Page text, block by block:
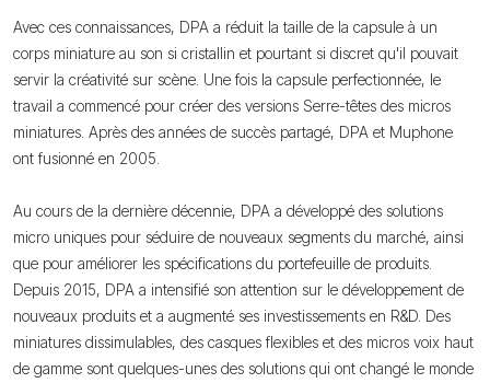
Avec ces connaissances, DPA a réduit la taille de la capsule à un
corps miniature au son si cristallin et pourtant si discret qu'il pouvait
servir la créativité sur scène. Une fois la capsule perfectionnée, le
travail a commencé pour créer des versions Serre-têtes des micros
miniatures. Après des années de succès partagé, DPA et Muphone
ont fusionné en 2005.
Au cours de la dernière décennie, DPA a développé des solutions
micro uniques pour séduire de nouveaux segments du marché, ainsi
que pour améliorer les spécifications du portefeuille de produits.
Depuis 2015, DPA a intensifié son attention sur le développement de
nouveaux produits et a augmenté ses investissements en R&D. Des
miniatures dissimulables, des casques flexibles et des micros voix haut
de gamme sont quelques-unes des solutions qui ont changé le monde